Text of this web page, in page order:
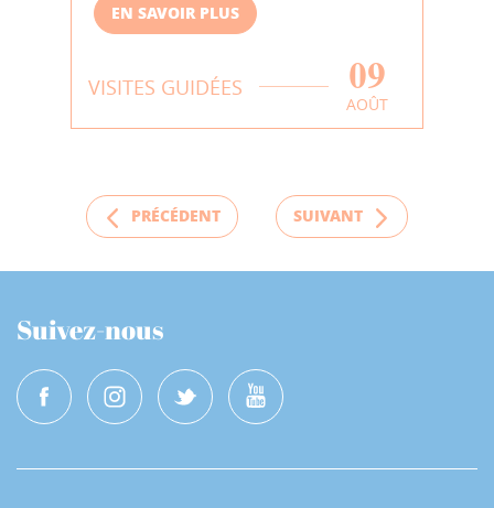
EN SAVOIR PLUS
VISITES GUIDÉES 09
AOÛT
PRÉCÉDENT SUIVANT
Suivez-nous